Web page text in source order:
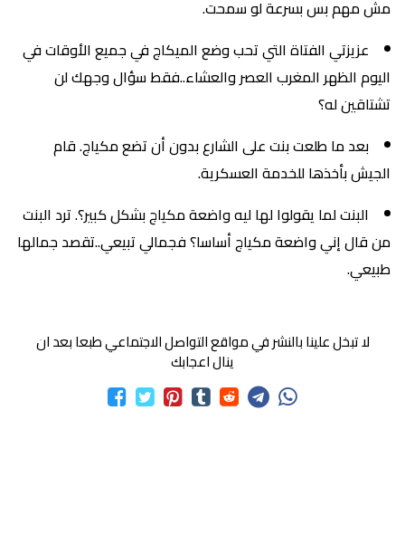
مش مهم بس بسرعة لو سمحت.
عزيزتي الفتاة التي تحب وضع الميكاج في جميع الأوقات في
اليوم الظهر المغرب العصر والعشاء..فقط سؤال وجهك لن
تشتاقين له؟
بعد ما طلعت بنت على الشارع بدون أن تضع مكياج. قام
الجيش بأخذها للخدمة العسكرية.
البنت لما يقولوا لها ليه واضعة مكياج بشكل كبير؟. ترد البنت
من قال إني واضعة مكياج أساسا؟ فجمالي تبيعي..تقصد جمالها
طبيعي.
لا تبخل علينا بالنشر في مواقع التواصل الاجتماعي طبعا بعد ان
ينال اعجابك